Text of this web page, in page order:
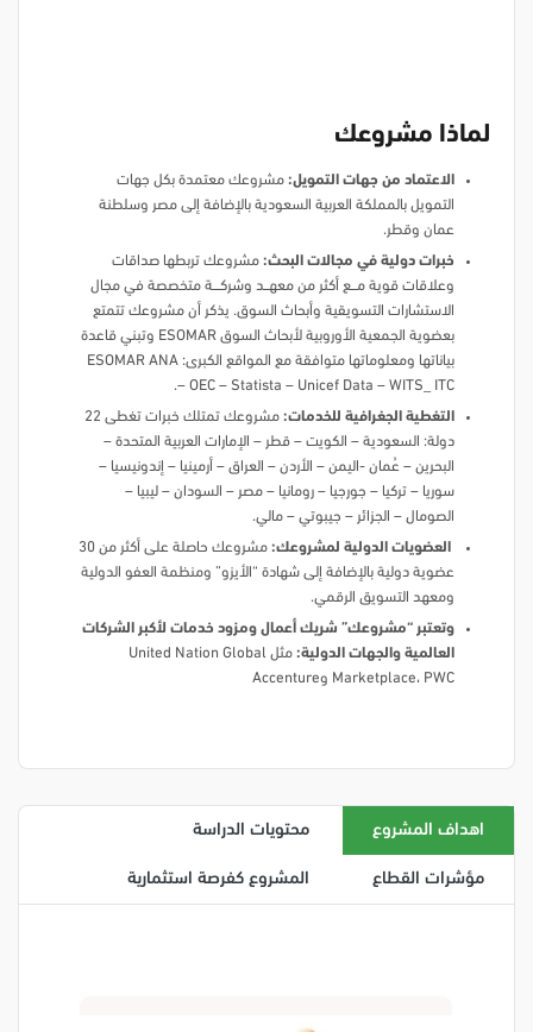
لماذا مشروعك
الاعتماد من جهات التمويل: مشروعك معتمدة بكل جهات
التمويل بالمملكة العربية السعودية بالإضافة إلى مصر وسلطنة
عمان وقطر.
خبرات دولية في مجالات البحث: مشروعك تربطها صداقات
وعلاقات قوية مـــــع أكثر من معهــــد وشركــــــة متخصصة في مجال
الاستشارات التسويقية وأبحاث السوق. يذكر أن مشروعك تتمتع
بعضوية الجمعية الأوروبية لأبحاث السوق ESOMAR وتبني قاعدة
بياناتها ومعلوماتها متوافقة مع المواقع الكبرى: ESOMAR ANA
– OEC – Statista – Unicef Data – WITS_ ITC.
التغطية الجغرافية للخدمات:
مشروعك تمتلك خبرات تغطى 22
دولة: السعودية – الكويت – قطر – الإمارات العربية المتحدة –
البحرين – عُمان -اليمن – الأردن – العراق – أرمينيا – إندونيسيا –
سوريا – تركيا – جورجيا – رومانيا – مصر – السودان – ليبيا –
الصومال – الجزائر – جيبوتي – مالي.
العضويات الدولية لمشروعك:
مشروعك حاصلة على أكثر من 30
عضوية دولية بالإضافة إلى شهادة “الأيزو” ومنظمة العفو الدولية
ومعهد التسويق الرقمي.
وتعتبر “مشروعك” شريك أعمال ومزود خدمات لأكبر الشركات
العالمية والجهات الدولية:
مثل United Nation Global
Marketplace، PWC وAccenture
اهداف المشروع محتويات الدراسة
مؤشرات القطاع المشروع كفرصة استثمارية